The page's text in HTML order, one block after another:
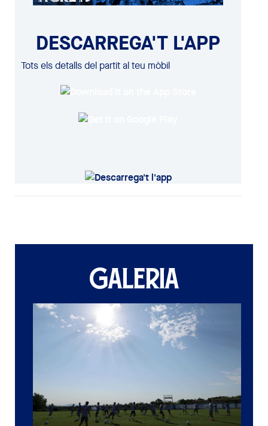
DESCARREGA'T L'APP
Tots els detalls del partit al teu mòbil
GALERIA